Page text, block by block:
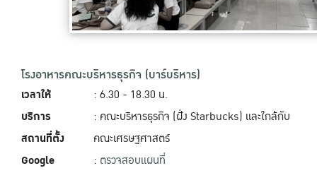
โรงอาหารคณะบริหารธุรกิจ (บาร์บริหาร)
เวลาให้
บริการ
สถานที่ตั้ง
Google
: 6.30 - 18.30 น.
: คณะบริหารธุรกิจ (ฝั่ง Starbucks) และใกล้กับ
คณะเศรษฐศาสตร์
: ตรวจสอบแผนที่